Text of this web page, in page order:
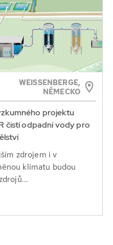
WEISSENBERGE,
NĚMECKO
projektu
čistí odpadní vody pro
zdrojem i v
klimatu budou